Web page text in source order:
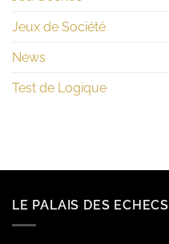
Jeux de Société
News
Test de Logique
LE PALAIS DES ECHECS